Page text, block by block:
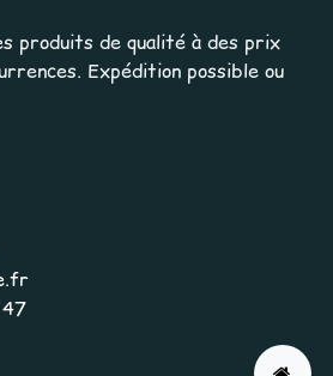
produits de qualité à des prix
Expédition possible ou